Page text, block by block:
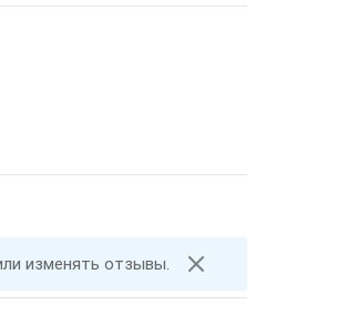
изменять отзывы.